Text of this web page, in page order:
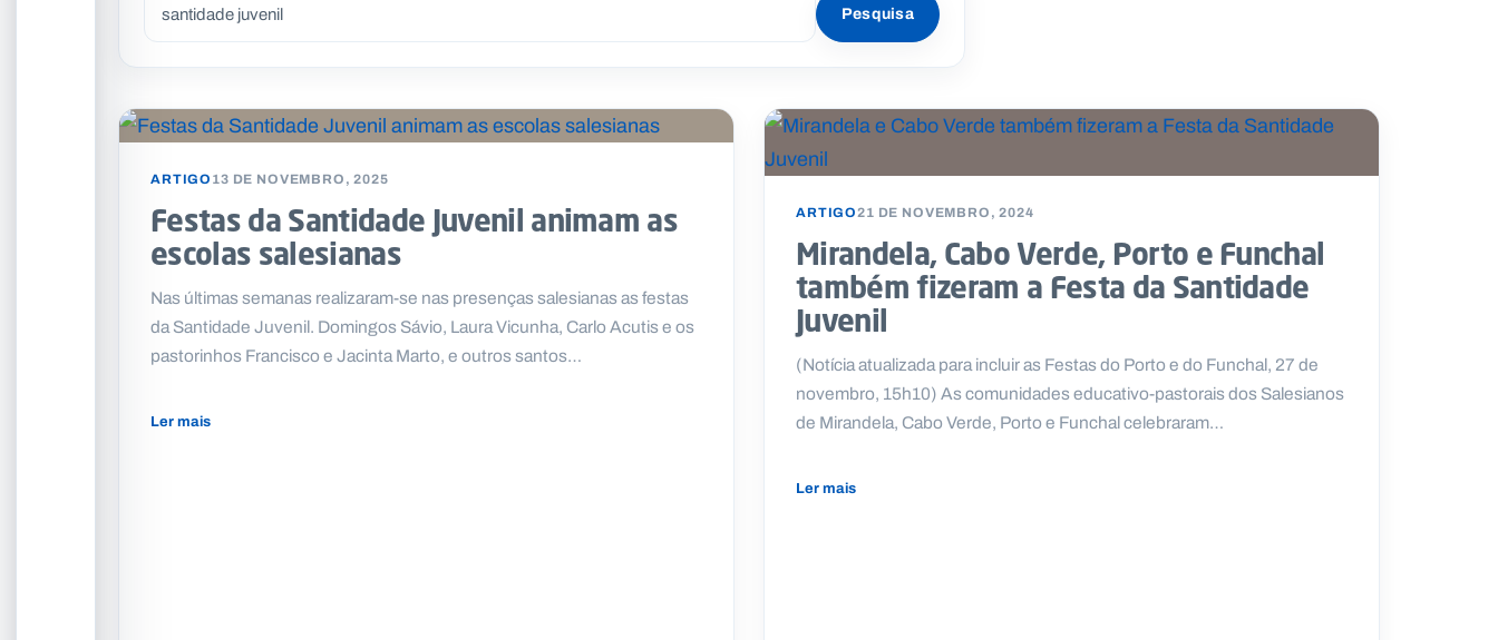
ARTIGO13 DE NOVEMBRO, 2025
Festas da Santidade Juvenil animam as
escolas salesianas
Nas últimas semanas realizaram-se nas presenças salesianas as festas
da Santidade Juvenil. Domingos Sávio, Laura Vicunha, Carlo Acutis e os
pastorinhos Francisco e Jacinta Marto, e outros santos…
Ler mais
ARTIGO21 DE NOVEMBRO, 2024
Mirandela, Cabo Verde, Porto e Funchal
também fizeram a Festa da Santidade
Juvenil
(Notícia atualizada para incluir as Festas do Porto e do Funchal, 27 de
novembro, 15h10) As comunidades educativo-pastorais dos Salesianos
de Mirandela, Cabo Verde, Porto e Funchal celebraram…
Ler mais